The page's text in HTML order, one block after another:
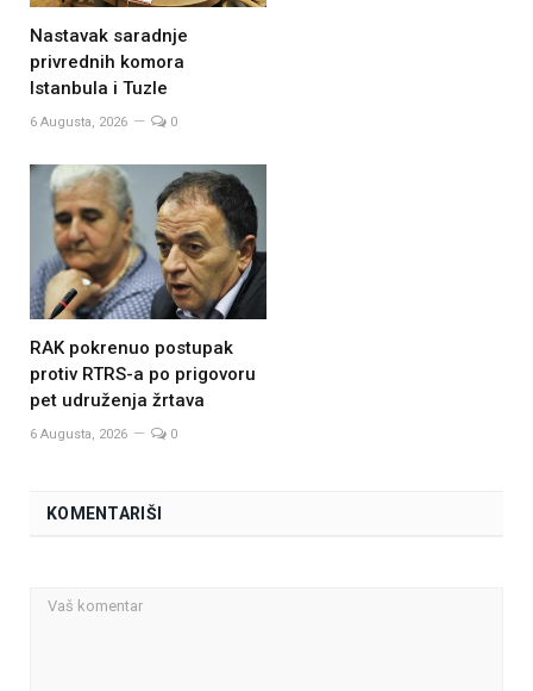
Nastavak saradnje
privrednih komora
Istanbula i Tuzle
6 Augusta, 2026 0
RAK pokrenuo postupak
protiv RTRS-a po prigovoru
pet udruženja žrtava
6 Augusta, 2026 0
KOMENTARIŠI